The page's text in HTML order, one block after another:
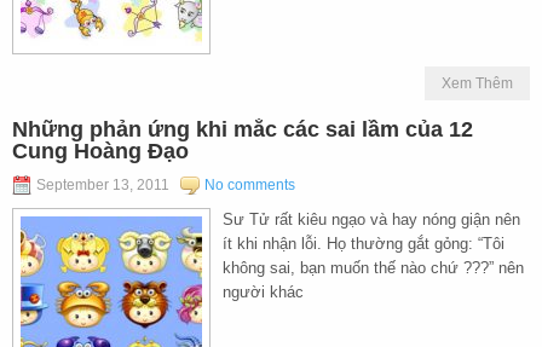
Xem Thêm
Những phản ứng khi mắc các sai lầm của 12
Cung Hoàng Đạo
September 13, 2011 No comments
Sư Tử rất kiêu ngạo và hay nóng giận nên
ít khi nhận lỗi. Họ thường gắt gỏng: “Tôi
không sai, bạn muốn thế nào chứ ???” nên
người khác